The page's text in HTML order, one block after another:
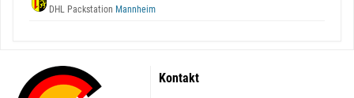
DHL Packstation Mannheim
Kontakt